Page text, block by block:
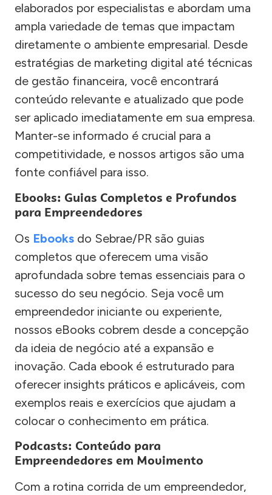
elaborados por especialistas e abordam uma
ampla variedade de temas que impactam
diretamente o ambiente empresarial. Desde
estratégias de marketing digital até técnicas
de gestão financeira, você encontrará
conteúdo relevante e atualizado que pode
ser aplicado imediatamente em sua empresa.
Manter-se informado é crucial para a
competitividade, e nossos artigos são uma
fonte confiável para isso.
Ebooks: Guias Completos e Profundos
para Empreendedores
Os Ebooks do Sebrae/PR são guias
completos que oferecem uma visão
aprofundada sobre temas essenciais para o
sucesso do seu negócio. Seja você um
empreendedor iniciante ou experiente,
nossos eBooks cobrem desde a concepção
da ideia de negócio até a expansão e
inovação. Cada ebook é estruturado para
oferecer insights práticos e aplicáveis, com
exemplos reais e exercícios que ajudam a
colocar o conhecimento em prática.
Podcasts: Conteúdo para
Empreendedores em Movimento
Com a rotina corrida de um empreendedor,